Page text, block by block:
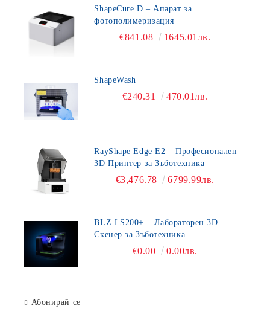
ShapeCure D – Апарат за
фотополимеризация
€841.08 1645.01лв.
ShapeWash
€240.31 470.01лв.
RayShape Edge E2 – Професионален
3D Принтер за Зъботехника
€3,476.78 6799.99лв.
BLZ LS200+ – Лабораторен 3D
Скенер за Зъботехника
€0.00 0.00лв.
Абонирай се